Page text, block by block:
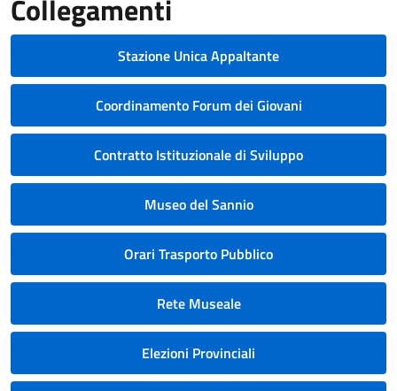
Collegamenti
Stazione Unica Appaltante
Coordinamento Forum dei Giovani
Contratto Istituzionale di Sviluppo
Museo del Sannio
Orari Trasporto Pubblico
Rete Museale
Elezioni Provinciali